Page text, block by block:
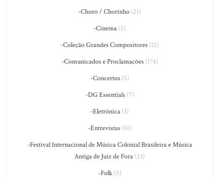
-Choro / Chorinho (21)
-Cinema (5)
-Coleção Grandes Compositores(12)
-Comunicados e Proclamações(174)
-Concertos(5)
-DG Essentials(7)
-Eletrônica (3)
-Entrevistas(10)
-Festival Internacional de Música Colonial Brasileira e Música
Antiga de Juiz de Fora (23)
-Folk(5)